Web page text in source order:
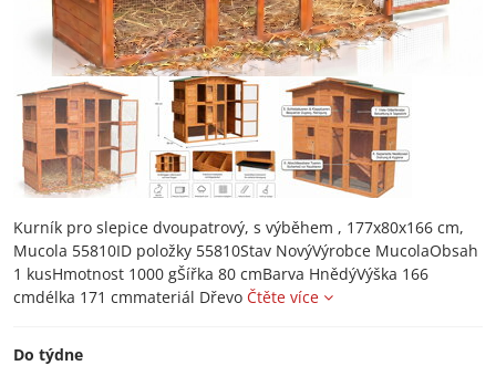
Kurník pro slepice dvoupatrový, s výběhem , 177x80x166 cm,
Mucola 55810ID položky 55810Stav NovýVýrobce MucolaObsah
1 kusHmotnost 1000 gŠířka 80 cmBarva HnědýVýška 166
cmdélka 171 cmmateriál Dřevo Čtěte více
Do týdne